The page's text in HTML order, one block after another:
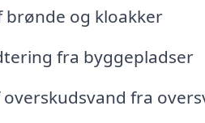
brønde og kloakker
fra byggepladser
overskudsvand fra